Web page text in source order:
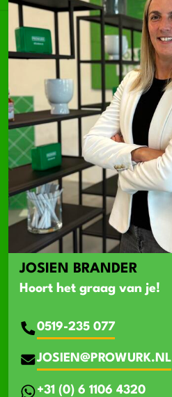
JOSIEN BRANDER
Hoort het graag van je!
0519-235 077
JOSIEN@PROWURK.NL
+31 (0) 6 1106 4320